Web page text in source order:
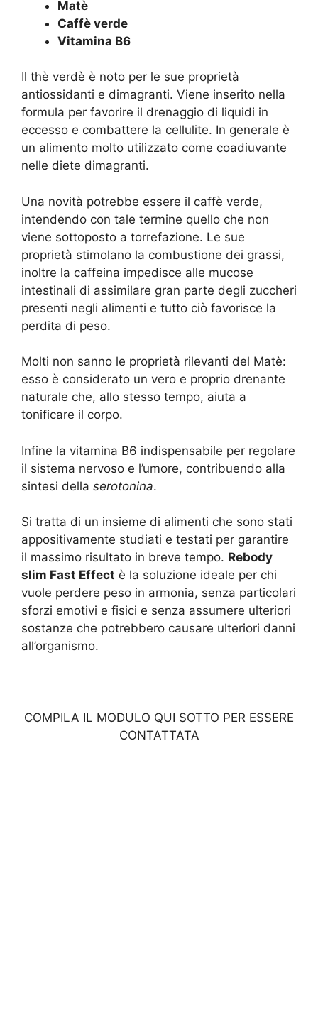
Matè
Caffè verde
Vitamina B6
Il thè verdè è noto per le sue proprietà
antiossidanti e dimagranti. Viene inserito nella
formula per favorire il drenaggio di liquidi in
eccesso e combattere la cellulite. In generale è
un alimento molto utilizzato come coadiuvante
nelle diete dimagranti.
Una novità potrebbe essere il caffè verde,
intendendo con tale termine quello che non
viene sottoposto a torrefazione. Le sue
proprietà stimolano la combustione dei grassi,
inoltre la caffeina impedisce alle mucose
intestinali di assimilare gran parte degli zuccheri
presenti negli alimenti e tutto ciò favorisce la
perdita di peso.
Molti non sanno le proprietà rilevanti del Matè:
esso è considerato un vero e proprio drenante
naturale che, allo stesso tempo, aiuta a
tonificare il corpo.
Infine la vitamina B6 indispensabile per regolare
il sistema nervoso e l’umore, contribuendo alla
sintesi della serotonina.
Si tratta di un insieme di alimenti che sono stati
appositivamente studiati e testati per garantire
il massimo risultato in breve tempo. Rebody
slim Fast Effect è la soluzione ideale per chi
vuole perdere peso in armonia, senza particolari
sforzi emotivi e fisici e senza assumere ulteriori
sostanze che potrebbero causare ulteriori danni
all’organismo.
COMPILA IL MODULO QUI SOTTO PER ESSERE
CONTATTATA